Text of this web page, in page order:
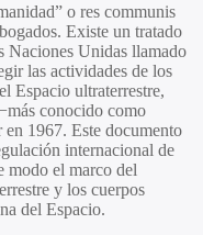
o res communis
Existe un tratado
Naciones Unidas llamado
las actividades de los
Espacio ultraterrestre,
conocido como
1967. Este documento
internacional de
modo el marco del
y los cuerpos
del Espacio.